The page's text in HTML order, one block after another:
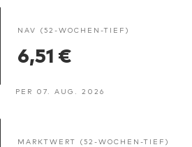
NAV (52-WOCHEN-TIEF)
6,51 €
PER 07. AUG. 2026
MARKTWERT (52-WOCHEN-TIEF)